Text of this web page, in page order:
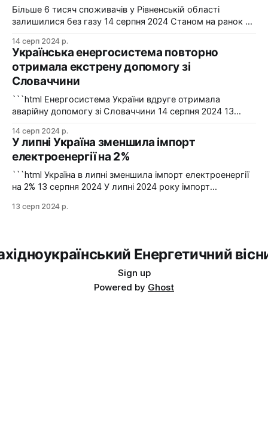
"Харківобленерго&
Більше 6 тисяч споживачів у Рівненській області
залишилися без газу 14 серпня 2024 Станом на ранок 14
області залишилися без газопостачання через
технологічні проблеми. Фото: Рівнегаз Також, в
Сумській області в одному з населених пунктів в
результаті удару керованою авіабомбою пошкоджено
сталевий
14 серп 2024 р.
Українська енергосистема повторно
отримала екстрену допомогу зі
Словаччини
```html Енергосистема України вдруге отримала
аварійну допомогу зі Словаччини 14 серпня 2024 13
аварійну допомогу зі Словаччини. Фото: Shutterstock "У
вчорашній день, 13 серпня, НЕК "Укренерго" запитала
аварійну допомогу з енергосистеми Словаччини", –
йдеться в повідомленні пресслужби оператора системи
передачі. Експорт
14 серп 2024 р.
У липні Україна зменшила імпорт
електроенергії на 2%
```html Україна в липні зменшила імпорт електроенергії
на 2% 13 серпня 2024 У липні 2024 року імпорт
червнем. Експорт залишався на нульовому рівні. Графіка:
13 серп 2024 р.
Енергетичний
Sign up
Powered by Ghost